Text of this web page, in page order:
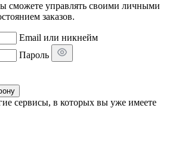
сможете управлять своими личными
заказов.
Email или никнейм
Пароль
сервисы, в которых вы уже имеете